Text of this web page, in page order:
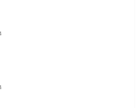
obchodu je 5 z 5 hvězdiček.
obchodu je 5 z 5 hvězdiček.